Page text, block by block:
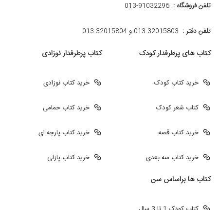
تلفن فروشگاه : 013-91032296
تلفن دفتر : 013-32015803 و 32015804-013
کتاب های پرطرفدار کودک
خرید کتاب کودک
کتاب شعر کودک
خرید کتاب قصه
خرید کتاب سه بعدی
کتاب پرطرفدار نوزادی
خرید کتاب نوزادی
خرید کتاب حمامی
خرید کتاب پارچه ای
خرید کتاب پازلی
کتاب ها براساس سن